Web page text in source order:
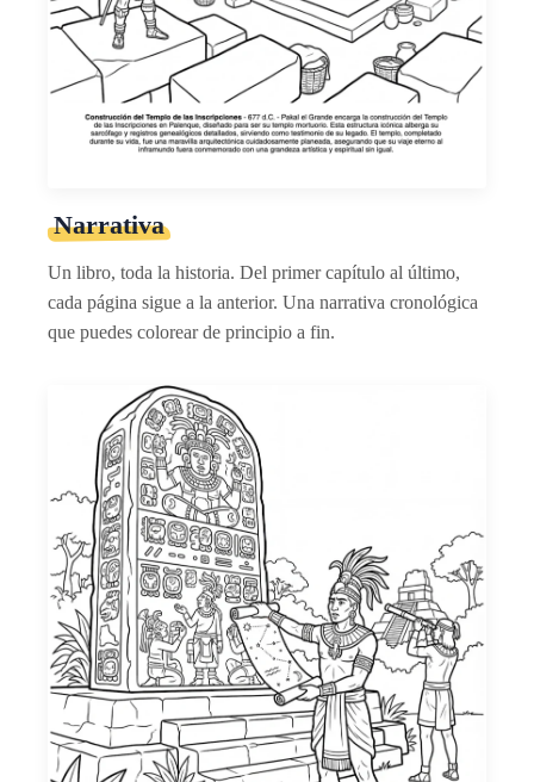
Narrativa
Un libro, toda la historia. Del primer capítulo al último,
cada página sigue a la anterior. Una narrativa cronológica
que puedes colorear de principio a fin.